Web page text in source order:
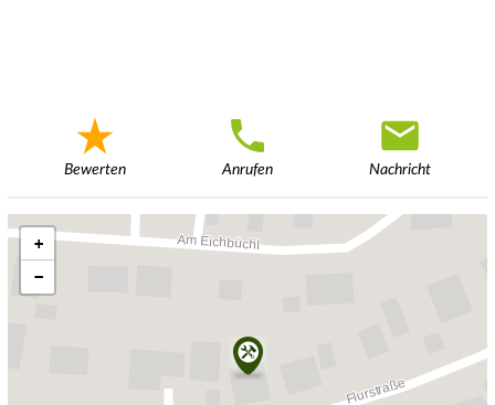
Bewerten Anrufen Nachricht
+
−